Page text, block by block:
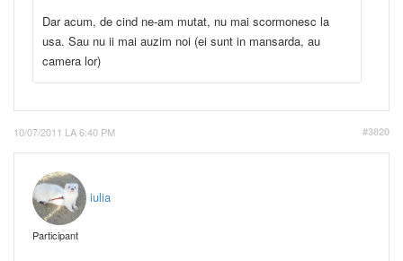
Dar acum, de cind ne-am mutat, nu mai scormonesc la
usa. Sau nu ii mai auzim noi (ei sunt in mansarda, au
camera lor)
10/07/2011 LA 6:40 PM #3820
iulia
Participant